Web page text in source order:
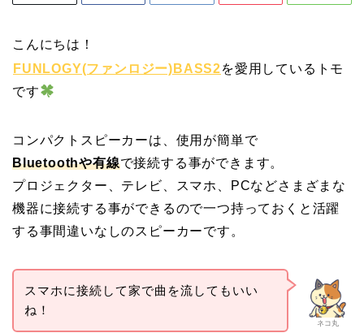
こんにちは！
FUNLOGY(ファンロジー)BASS2を愛用しているトモ
です
コンパクトスピーカーは、使用が簡単で
Bluetoothや有線で接続する事ができます。
プロジェクター、テレビ、スマホ、PCなどさまざまな
機器に接続する事ができるので一つ持っておくと活躍
する事間違いなしのスピーカーです。
ネコ丸
スマホに接続して家で曲を流してもいい
ね！